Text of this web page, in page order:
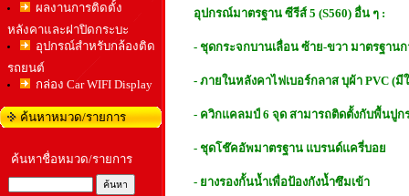
ผลงานการติดตั้ง
หลังคาและฝาปิดกระบะ
อุปกรณ์สำหรับกล้องติด
รถยนต์
กล่อง Car WIFI Display
ค้นหาหมวด/รายการ
ค้นหาชื่อหมวด/รายการ
อุปกรณ์มาตรฐาน ซีรีส์ 5 (S560) อื่น ๆ :
- ชุดกระจกบานเลื่อน ซ้าย-ขวา มาตรฐาน
- ภายในหลังคาไฟเบอร์กลาส บุผ้า PVC (
- ควิกแคลมป์ 6 จุด สามารถติดตั้งกับพื้นปูก
- ชุดโช๊คอัพมาตรฐาน แบรนด์แครี่บอย
- ยางรองกั้นน้ำเพื่อป้องกังน้ำซึมเข้า